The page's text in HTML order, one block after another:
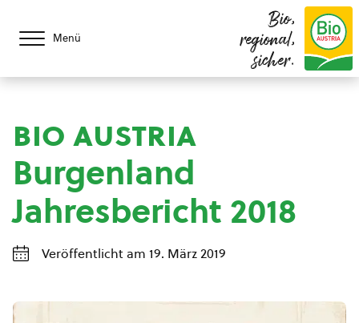
Menü
Bio,
regional,
sicher.
bio austria
Burgenland
Jahresbericht 2018
Veröffentlicht am 19. März 2019